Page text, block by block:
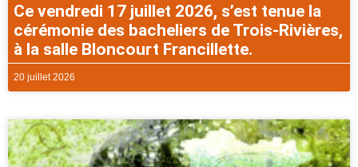
Ce vendredi 17 juillet 2026, s’est tenue la
cérémonie des bacheliers de Trois-Rivières,
à la salle Bloncourt Francillette.
20 juillet 2026